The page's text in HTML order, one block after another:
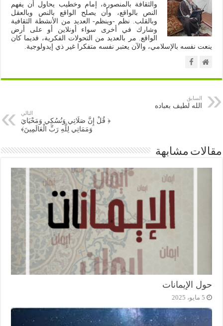
والثقافة بالمنصورة، إمام وخطيب يحاول أن يفهم
النص بالواقع، وأن يصلح الواقع بالنص وبالعقل
وبالقلب. نظم -وينظم- العديد من الأنشطة الثقافية
وشارك في أخرى سواء أونلاين أو على أرض
الواقع. مر بالعديد من التحولات الفكرية، قديما كان
ينعت نفسه بالإسلامي، والآن يعتبر نفسه متفكرا غير ذي إيدولوجية.
السابق
الله لطيف بعباده
التالي
﴿ قُلْ إِنَّ صَلَاتِي وَنُسُكِي وَمَحْيَايَ
وَمَمَاتِي لِلَّهِ رَبِّ الْعَالَمِينَ﴾
مقالات مشابهة
حول الإيمانات
5 مايو، 2025